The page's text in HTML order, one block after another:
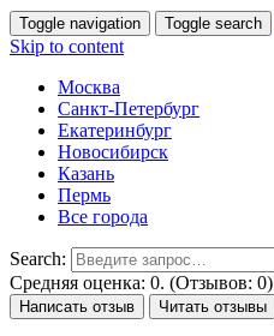
Toggle navigation Toggle search
Skip to content
Москва
Санкт-Петербург
Екатеринбург
Новосибирск
Казань
Пермь
Все города
Search:
Средняя оценка: 0. (Отзывов: 0)
Написать отзыв Читать отзывы